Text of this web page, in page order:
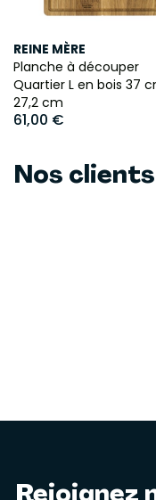
REINE MÈRE
Planche à découper
Quartier L en bois 37
27,2 cm
61,00 €
Nos